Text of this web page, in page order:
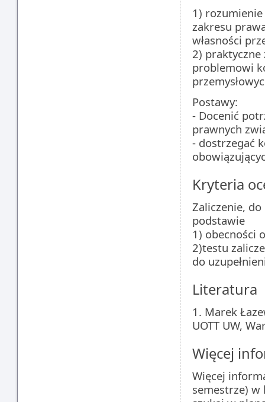
1)
zakresu
własności
2)
problemowi
Postawy:
- Docenić
prawnych
- dostrzegać
Kryteria
Zaliczenie,
podstawie
1) obecności
2)testu
do
Literatura
1. Marek
UOTT UW,
Więcej
Więcej
semestrze)